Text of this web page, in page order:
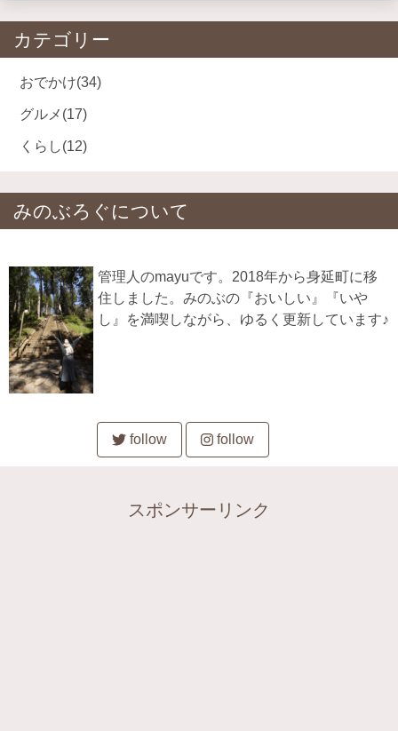
カテゴリー
おでかけ(34)
グルメ (17)
くらし(12)
みのぶろぐについて
管理人のmayuです。2018年から身延町に移
住しました。みのぶの『おいしい』『いや
し』を満喫しながら、ゆるく更新しています♪
follow follow
スポンサーリンク